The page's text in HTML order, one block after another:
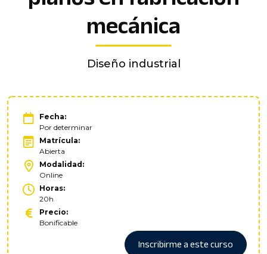
mecánica
Diseño industrial
Fecha:
Por determinar
Matrícula:
Abierta
Modalidad:
Online
Horas:
20h
Precio:
Bonificable
Inscribirme a este curso